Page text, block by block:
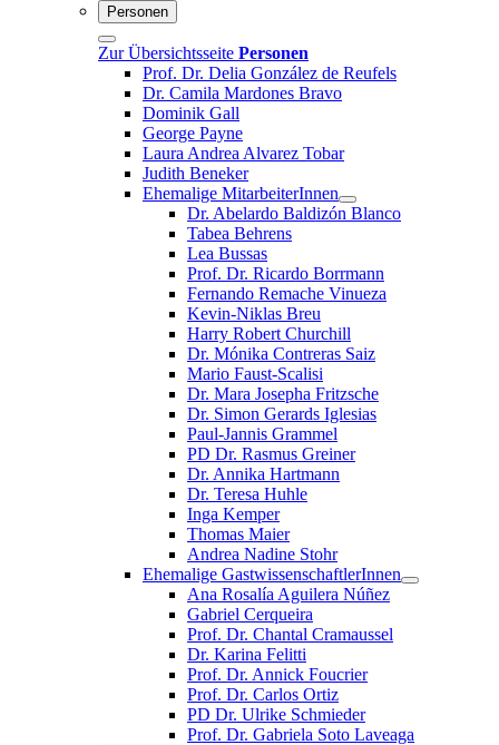
Personen
Zur Übersichtsseite Personen
Prof. Dr. Delia González de Reufels
Dr. Camila Mardones Bravo
Dominik Gall
George Payne
Laura Andrea Alvarez Tobar
Judith Beneker
Ehemalige MitarbeiterInnen
Dr. Abelardo Baldizón Blanco
Tabea Behrens
Lea Bussas
Prof. Dr. Ricardo Borrmann
Fernando Remache Vinueza
Kevin-Niklas Breu
Harry Robert Churchill
Dr. Mónika Contreras Saiz
Mario Faust-Scalisi
Dr. Mara Josepha Fritzsche
Dr. Simon Gerards Iglesias
Paul-Jannis Grammel
PD Dr. Rasmus Greiner
Dr. Annika Hartmann
Dr. Teresa Huhle
Inga Kemper
Thomas Maier
Andrea Nadine Stohr
Ehemalige GastwissenschaftlerInnen
Ana Rosalía Aguilera Núñez
Gabriel Cerqueira
Prof. Dr. Chantal Cramaussel
Dr. Karina Felitti
Prof. Dr. Annick Foucrier
Prof. Dr. Carlos Ortiz
PD Dr. Ulrike Schmieder
Prof. Dr. Gabriela Soto Laveaga